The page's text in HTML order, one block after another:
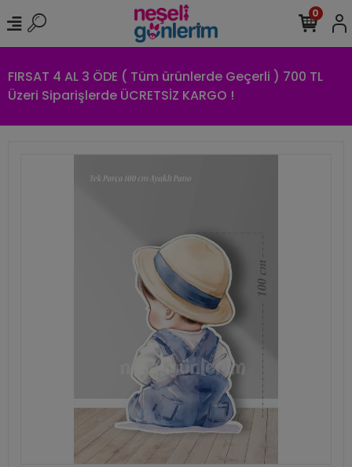
FIRSAT 4 AL 3 ÖDE ( Tüm ürünlerde Geçerli ) 700 TL
Üzeri Siparişlerde ÜCRETSİZ KARGO !
0